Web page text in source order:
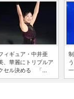
ィギュア・中井亜
、華麗にトリプルア
セル決める 「...